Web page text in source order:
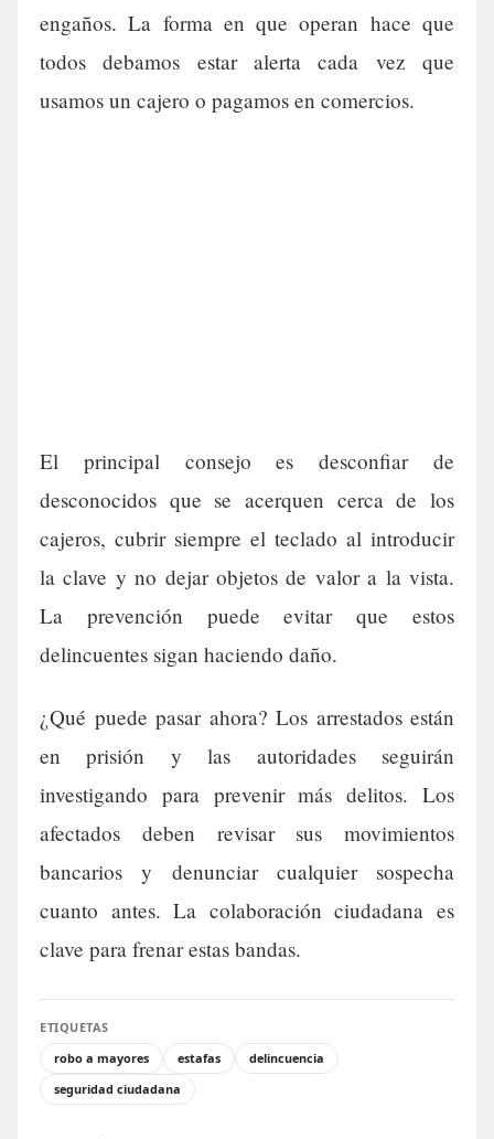
engaños. La forma en que operan hace que
todos debamos estar alerta cada vez que
usamos un cajero o pagamos en comercios.
El principal consejo es desconfiar de
desconocidos que se acerquen cerca de los
cajeros, cubrir siempre el teclado al introducir
la clave y no dejar objetos de valor a la vista.
La prevención puede evitar que estos
delincuentes sigan haciendo daño.
¿Qué puede pasar ahora? Los arrestados están
en prisión y las autoridades seguirán
investigando para prevenir más delitos. Los
afectados deben revisar sus movimientos
bancarios y denunciar cualquier sospecha
cuanto antes. La colaboración ciudadana es
clave para frenar estas bandas.
ETIQUETAS
robo a mayores
estafas
delincuencia
seguridad ciudadana